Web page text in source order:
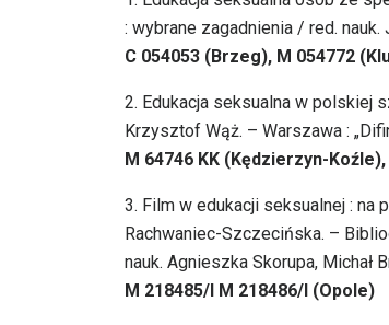
: wybrane zagadnienia / red.
C 054053 (Brzeg), M 054772
2. Edukacja seksualna w polskiej
Krzysztof Wąż. – Warszawa :
M 64746 KK (Kędzierzyn-
3. Film w edukacji seksualnej : na
Rachwaniec-Szczecińska. –
nauk. Agnieszka Skorupa,
M 218485/I M 218486/I (Opole)